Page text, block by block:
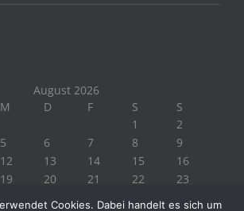
August 2026
M D F S
S
1
2
5 6 7 8
9
12 13 14 15
16
19 20 21 22
23
Cookies. Dabei handelt es sich um